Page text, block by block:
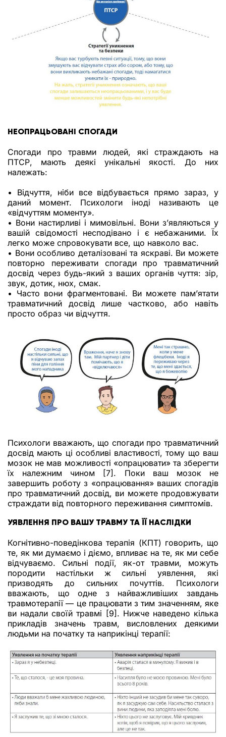
НЕОПРАЦЬОВАНІ СПОГАДИ
Спогади про травми людей, які страждають на
ПТСР, мають деякі унікальні якості. До них
належать:
• Відчуття, ніби все відбувається прямо зараз, у
даний момент. Психологи іноді називають це
«відчуттям моменту».
• Вони настирливі і мимовільні. Вони з’являються у
вашій свідомості несподівано і є небажаними. Їх
легко може спровокувати все, що навколо вас.
• Вони особливо деталізовані та яскраві. Ви можете
повторно переживати спогади про травматичний
досвід через будь-який з ваших органів чуття: зір,
звук, дотик, нюх, смак.
• Часто вони фрагментовані. Ви можете пам’ятати
травматичний досвід лише частково, або навіть
просто образ чи відчуття.
Психологи вважають, що спогади про травматичний
досвід мають ці особливі властивості, тому що ваш
мозок не мав можливості «опрацювати» та зберегти
їх належним чином [7]. Поки ваш мозок не
завершить роботу з «опрацювання» ваших спогадів
про травматичний досвід, ви можете продовжувати
страждати від повторного переживання симптомів.
УЯВЛЕННЯ ПРО ВАШУ ТРАВМУ ТА ЇЇ НАСЛІДКИ
Когнітивно-поведінкова терапія (КПТ) говорить, що
те, як ми думаємо і діємо, впливає на те, як ми себе
відчуваємо. Сильні події, як-от травми, можуть
породити настільки ж сильні уявлення, які
призводять до сильних почуттів. Психологи
вважають, що одне з найважливіших завдань
травмотерапії — це працювати з тим значенням, яке
ви надали своїй травмі [9]. Нижче наведено кілька
прикладів значень травм, висловлених деякими
людьми на початку та наприкінці терапії: